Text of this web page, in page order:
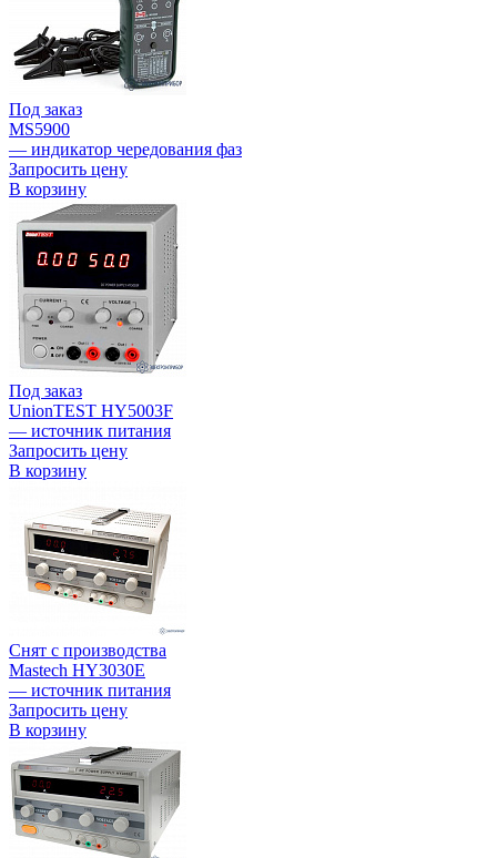
Под заказ
MS5900
— индикатор чередования фаз
Запросить цену
В корзину
Под заказ
UnionTEST HY5003F
— источник питания
Запросить цену
В корзину
Снят с производства
Mastech HY3030E
— источник питания
Запросить цену
В корзину